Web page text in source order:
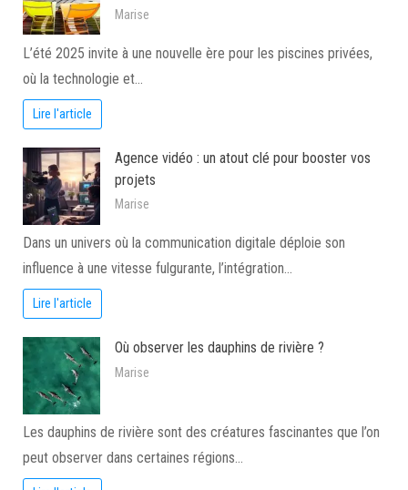
Marise
L’été 2025 invite à une nouvelle ère pour les piscines privées,
où la technologie et…
Lire l'article
Agence vidéo : un atout clé pour booster vos
projets
Marise
Dans un univers où la communication digitale déploie son
influence à une vitesse fulgurante, l’intégration…
Lire l'article
Où observer les dauphins de rivière ?
Marise
Les dauphins de rivière sont des créatures fascinantes que l’on
peut observer dans certaines régions…